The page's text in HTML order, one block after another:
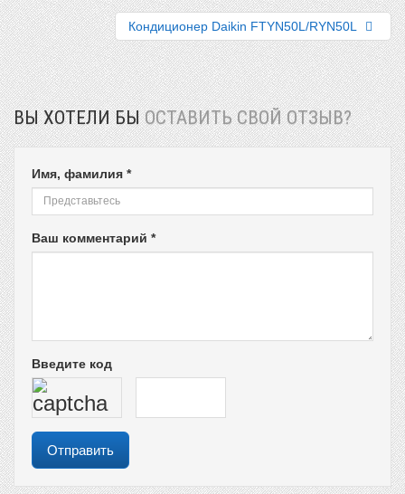
Кондиционер Daikin FTYN50L/RYN50L
ВЫ ХОТЕЛИ БЫОСТАВИТЬ СВОЙ ОТЗЫВ?
Имя, фамилия *
Ваш комментарий *
Введите код